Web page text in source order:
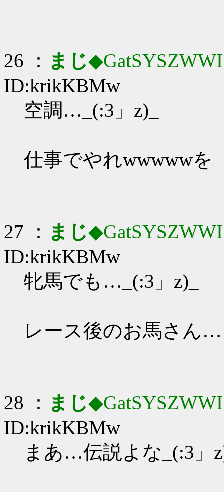
26 ： まじ◆GatSYSZWWI
ID:krikKBMw
空調…_(:3」z)_
仕事でやれwwwwwを
27 ： まじ◆GatSYSZWWI
ID:krikKBMw
牝馬でも…_(:3」z)_
レース後のお馬さん…
28 ： まじ◆GatSYSZWWI
ID:krikKBMw
まあ…伝説よな_(:3」